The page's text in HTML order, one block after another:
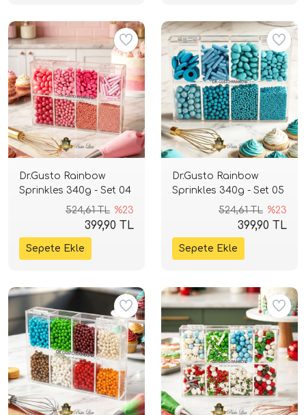
Dr.Gusto Rainbow
Sprinkles 340g - Set 04
524,61 TL %23
399,90 TL
Dr.Gusto Rainbow
Sprinkles 340g - Set 05
524,61 TL %23
399,90 TL